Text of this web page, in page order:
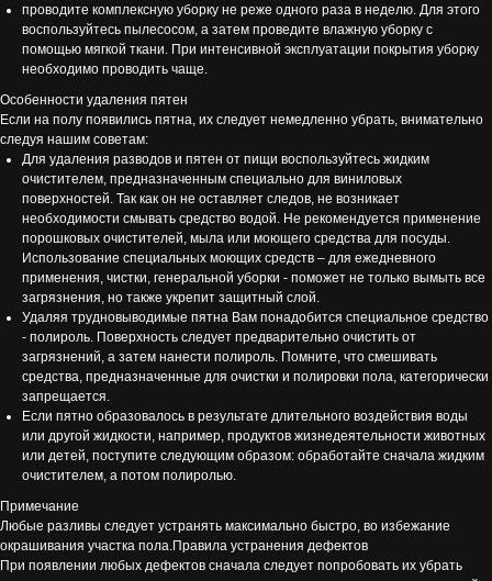
проводите комплексную уборку не реже одного раза в неделю. Для этого
воспользуйтесь пылесосом, а затем проведите влажную уборку с
помощью мягкой ткани. При интенсивной эксплуатации покрытия уборку
необходимо проводить чаще.
Особенности удаления пятен
Если на полу появились пятна, их следует немедленно убрать, внимательно
следуя нашим советам:
Для удаления разводов и пятен от пищи воспользуйтесь жидким
очистителем, предназначенным специально для виниловых
поверхностей. Так как он не оставляет следов, не возникает
необходимости смывать средство водой. Не рекомендуется применение
порошковых очистителей, мыла или моющего средства для посуды.
Использование специальных моющих средств – для ежедневного
применения, чистки, генеральной уборки - поможет не только вымыть все
загрязнения, но также укрепит защитный слой.
Удаляя трудновыводимые пятна Вам понадобится специальное средство
- полироль. Поверхность следует предварительно очистить от
загрязнений, а затем нанести полироль. Помните, что смешивать
средства, предназначенные для очистки и полировки пола, категорически
запрещается.
Если пятно образовалось в результате длительного воздействия воды
или другой жидкости, например, продуктов жизнедеятельности животных
или детей, поступите следующим образом: обработайте сначала жидким
очистителем, а потом полиролью.
Примечание
Любые разливы следует устранять максимально быстро, во избежание
окрашивания участка пола.Правила устранения дефектов
При появлении любых дефектов сначала следует попробовать их убрать